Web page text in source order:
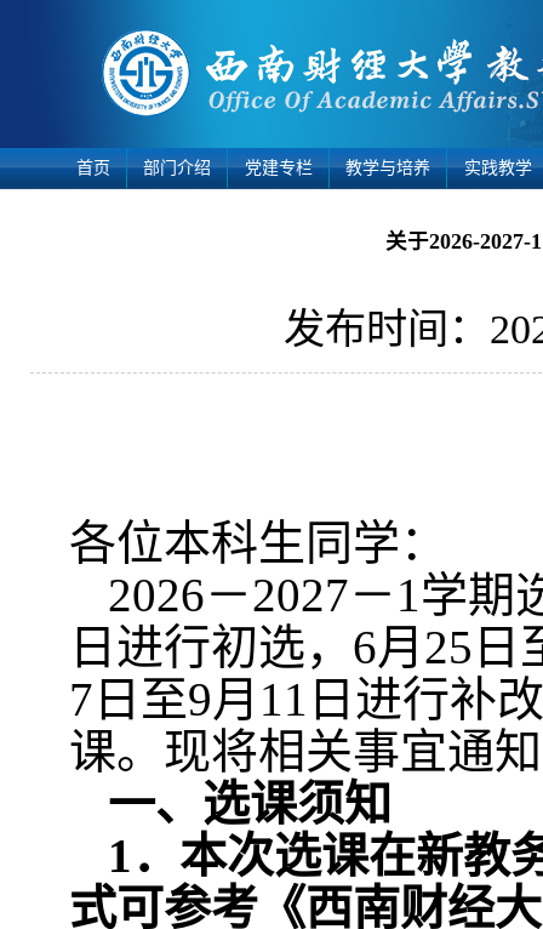
首页 部门介绍 党建专栏 教学与培养 实践教学
关于2026-
发布时间：
各位本科生同学：
2026－2027－1学期
日进行初选， 6月 25 日
7 日至9月 11 日进行补
课。现将相关事宜通
一、选课须知
1．本次选课在新教
式可参考《西南财经